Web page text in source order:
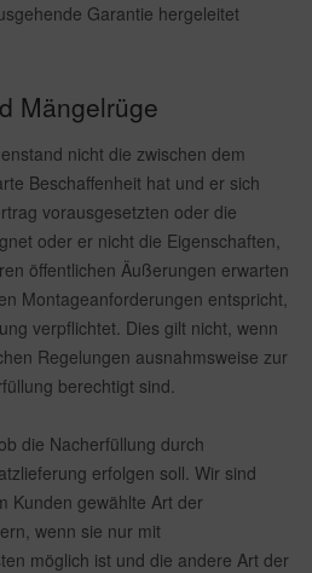
Garantie hergeleitet
Mängelrüge
nicht die zwischen dem
Beschaffenheit hat und er sich
vorausgesetzten oder die
oder er nicht die Eigenschaften,
öffentlichen Äußerungen erwarten
Montageanforderungen entspricht,
verpflichtet. Dies gilt nicht, wenn
Regelungen ausnahmsweise zur
berechtigt sind.
die Nacherfüllung durch
erfolgen soll. Wir sind
Kunden gewählte Art der
wenn sie nur mit
möglich ist und die andere Art der